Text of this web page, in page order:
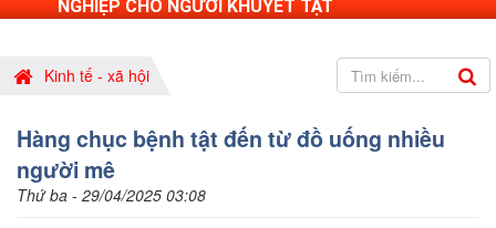
NGHIỆP CHO NGƯỜI KHUYẾT TẬT
Kinh tế - xã hội
Hàng chục bệnh tật đến từ đồ uống nhiều
người mê
Thứ ba - 29/04/2025 03:08